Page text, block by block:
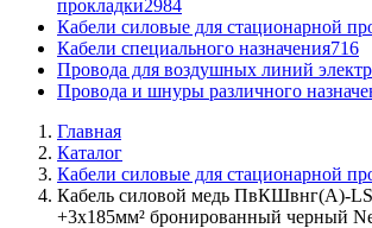
прокладки2984
Кабели силовые для стационарной
Кабели специального назначения716
Провода для воздушных линий
Провода и шнуры различного
Главная
Каталог
Кабели силовые для стационарной
Кабель силовой медь ПвКШвнг(A)-
+3x185мм² бронированный черный